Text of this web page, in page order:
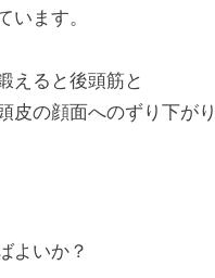
います。
えると後頭筋と
皮の顔面へのずり下が
よいか？